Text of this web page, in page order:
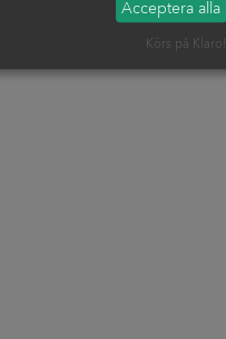
Acceptera alla
Körs på Klaro!